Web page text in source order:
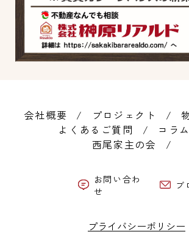
会社概要 プロジェクト
よくあるご質問
コラム
西尾家主の会
お問い合わ
せ
ブ
プライバシーポリシー